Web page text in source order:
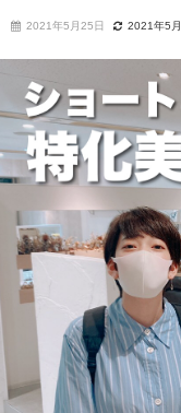
2021年5月25日 2021年5